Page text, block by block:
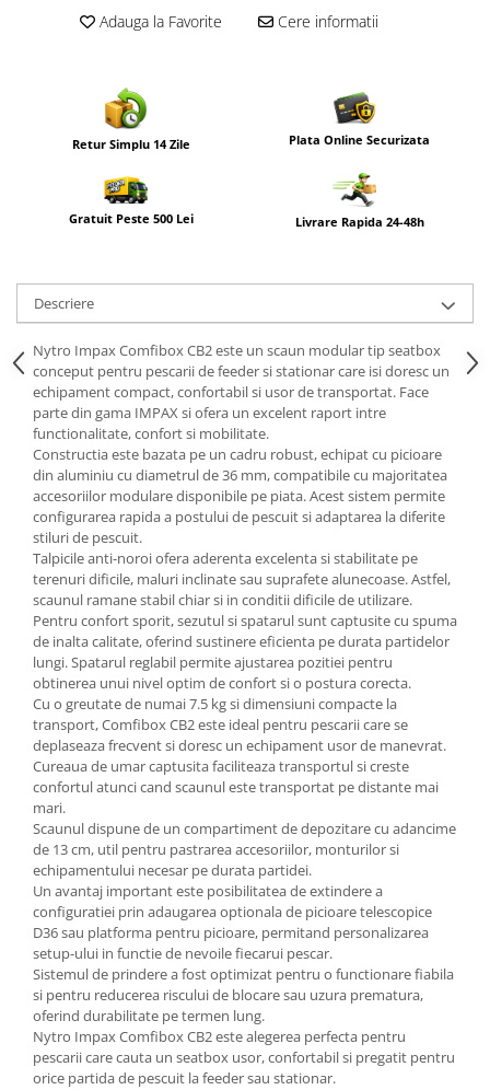
Adauga la Favorite Cere informatii
Retur Simplu 14 Zile Plata Online Securizata
Gratuit Peste 500 Lei Livrare Rapida 24-48h
Descriere
Nytro Impax Comfibox CB2 este un scaun modular tip seatbox
conceput pentru pescarii de feeder si stationar care isi doresc un
echipament compact, confortabil si usor de transportat. Face
parte din gama IMPAX si ofera un excelent raport intre
functionalitate, confort si mobilitate.
Constructia este bazata pe un cadru robust, echipat cu picioare
din aluminiu cu diametrul de 36 mm, compatibile cu majoritatea
accesoriilor modulare disponibile pe piata. Acest sistem permite
configurarea rapida a postului de pescuit si adaptarea la diferite
stiluri de pescuit.
Talpicile anti-noroi ofera aderenta excelenta si stabilitate pe
terenuri dificile, maluri inclinate sau suprafete alunecoase. Astfel,
scaunul ramane stabil chiar si in conditii dificile de utilizare.
Pentru confort sporit, sezutul si spatarul sunt captusite cu spuma
de inalta calitate, oferind sustinere eficienta pe durata partidelor
lungi. Spatarul reglabil permite ajustarea pozitiei pentru
obtinerea unui nivel optim de confort si o postura corecta.
Cu o greutate de numai 7.5 kg si dimensiuni compacte la
transport, Comfibox CB2 este ideal pentru pescarii care se
deplaseaza frecvent si doresc un echipament usor de manevrat.
Cureaua de umar captusita faciliteaza transportul si creste
confortul atunci cand scaunul este transportat pe distante mai
mari.
Scaunul dispune de un compartiment de depozitare cu adancime
de 13 cm, util pentru pastrarea accesoriilor, monturilor si
echipamentului necesar pe durata partidei.
Un avantaj important este posibilitatea de extindere a
configuratiei prin adaugarea optionala de picioare telescopice
D36 sau platforma pentru picioare, permitand personalizarea
setup-ului in functie de nevoile fiecarui pescar.
Sistemul de prindere a fost optimizat pentru o functionare fiabila
si pentru reducerea riscului de blocare sau uzura prematura,
oferind durabilitate pe termen lung.
Nytro Impax Comfibox CB2 este alegerea perfecta pentru
pescarii care cauta un seatbox usor, confortabil si pregatit pentru
orice partida de pescuit la feeder sau stationar.